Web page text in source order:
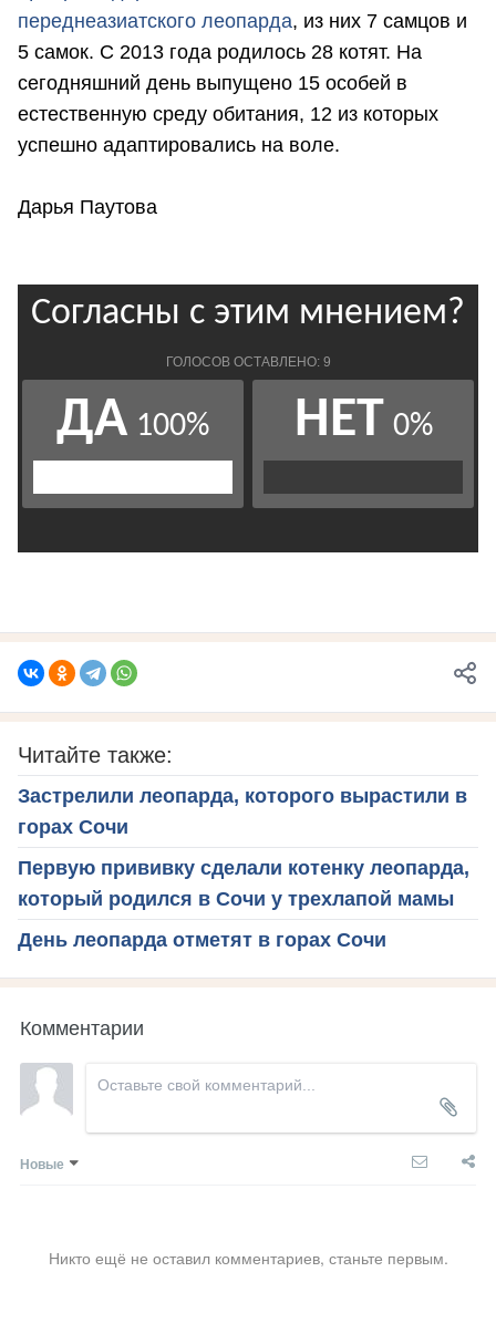
переднеазиатского леопарда, из них 7 самцов и
5 самок. С 2013 года родилось 28 котят. На
сегодняшний день выпущено 15 особей в
естественную среду обитания, 12 из которых
успешно адаптировались на воле.
Дарья Паутова
Читайте также:
Застрелили леопарда, которого вырастили в
горах Сочи
Первую прививку сделали котенку леопарда,
который родился в Сочи у трехлапой мамы
День леопарда отметят в горах Сочи
Комментарии
Новые
Никто ещё не оставил комментариев, станьте первым.